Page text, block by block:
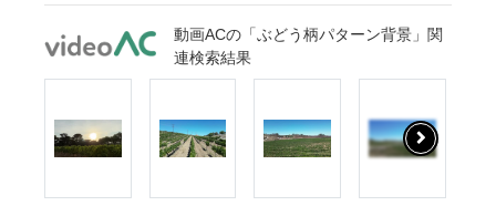
動画ACの「ぶどう柄パターン背景」関
連検索結果